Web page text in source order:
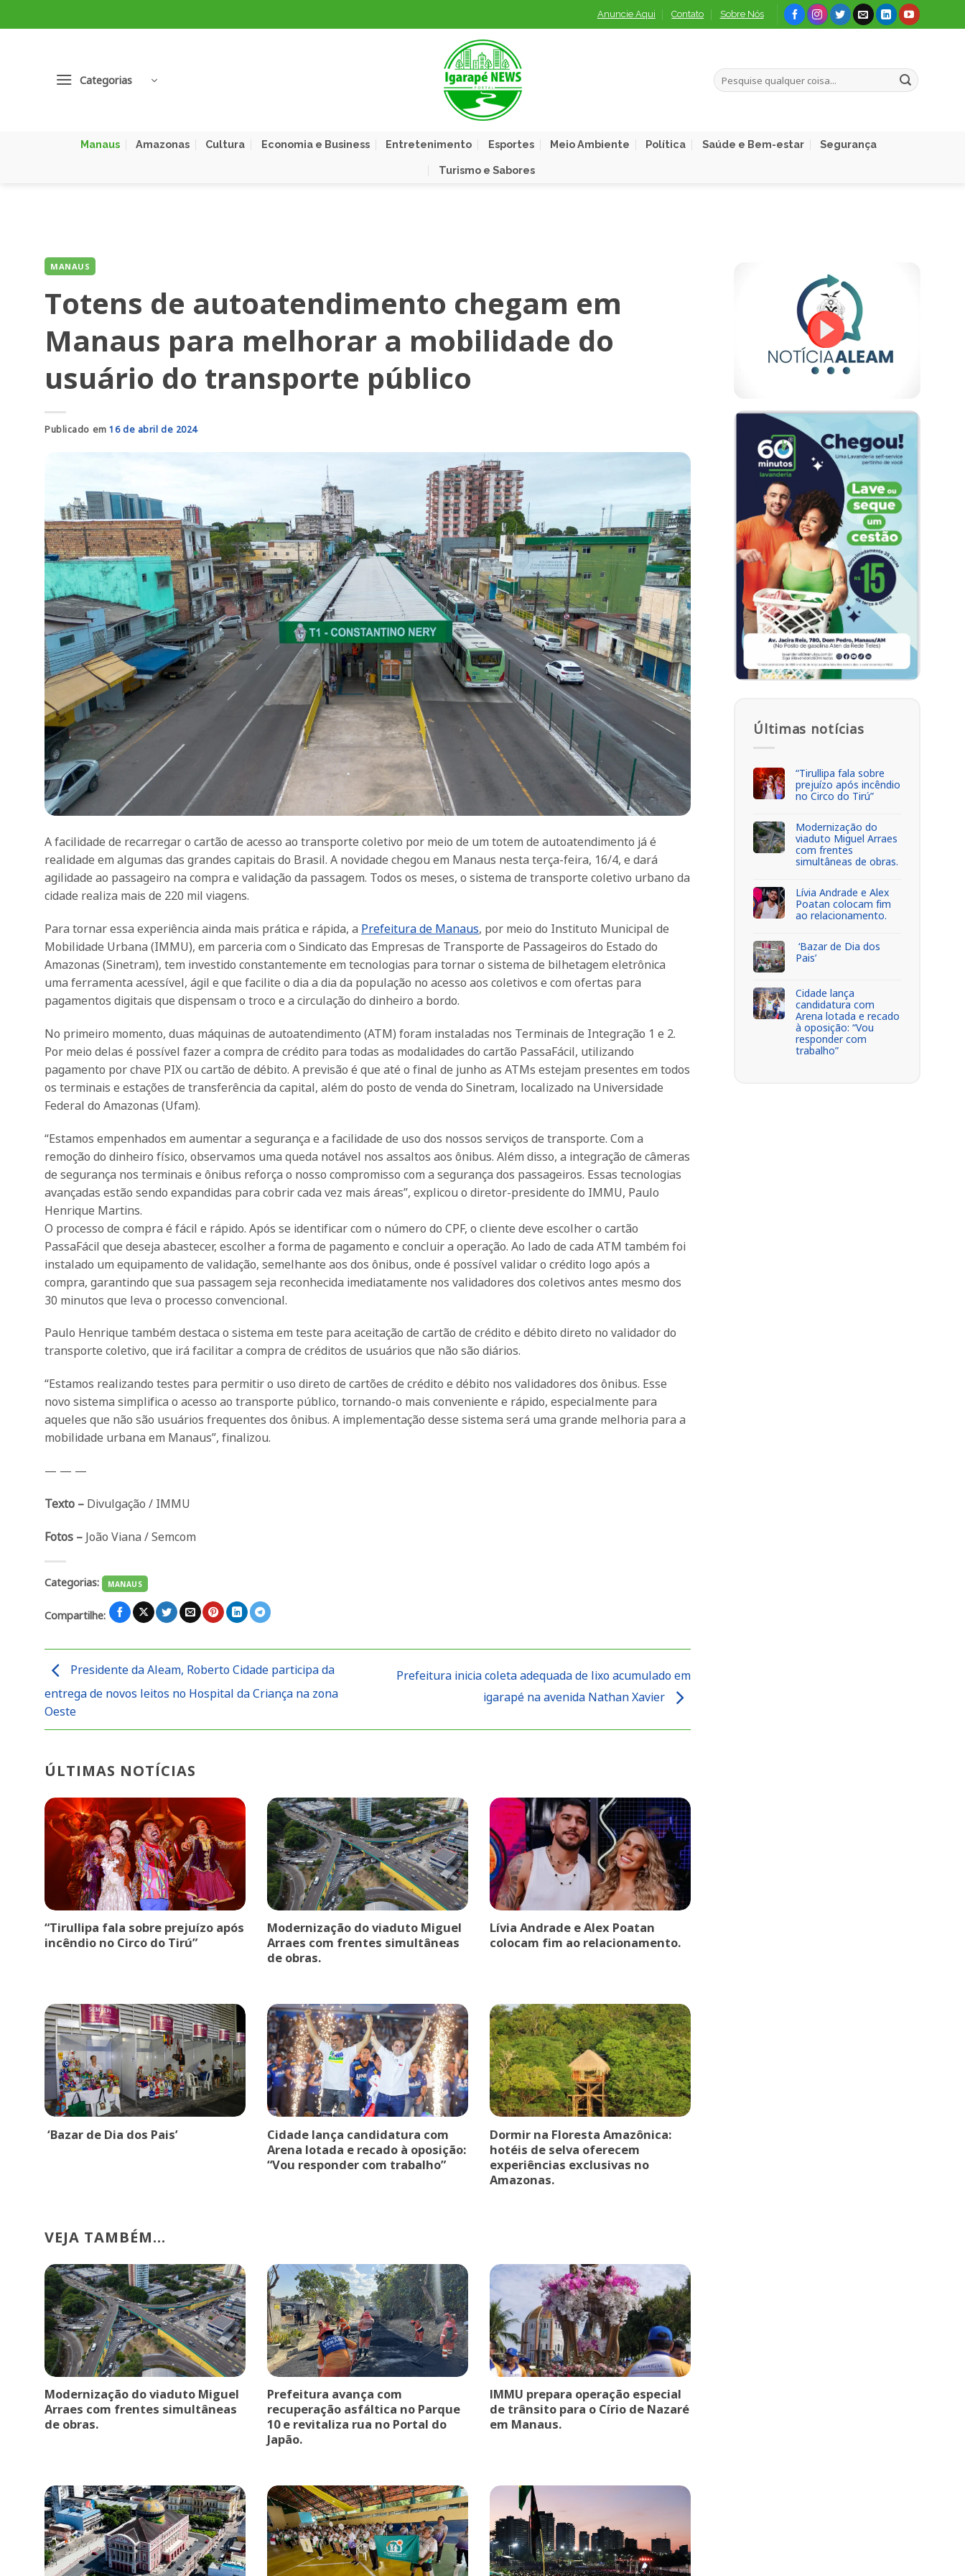
to
Anuncie Aqui Contato Sobre Nós
Categorias
Manaus Amazonas Cultura Economia e Business Entretenimento Esportes Meio Ambiente Política Saúde e Bem-estar Segurança
Turismo e Sabores
MANAUS
Totens de autoatendimento chegam em
Manaus para melhorar a mobilidade do
usuário do transporte público
Publicado em16 de abril de 2024
A facilidade de recarregar o cartão de acesso ao transporte coletivo por meio de um totem de autoatendimento já é
realidade em algumas das grandes capitais do Brasil. A novidade chegou em Manaus nesta terça-feira, 16/4, e dará
agilidade ao passageiro na compra e validação da passagem. Todos os meses, o sistema de transporte coletivo urbano da
cidade realiza mais de 220 mil viagens.
Para tornar essa experiência ainda mais prática e rápida, a Prefeitura de Manaus, por meio do Instituto Municipal de
Mobilidade Urbana (IMMU), em parceria com o Sindicato das Empresas de Transporte de Passageiros do Estado do
Amazonas (Sinetram), tem investido constantemente em tecnologias para tornar o sistema de bilhetagem eletrônica
uma ferramenta acessível, ágil e que facilite o dia a dia da população no acesso aos coletivos e com ofertas para
pagamentos digitais que dispensam o troco e a circulação do dinheiro a bordo.
No primeiro momento, duas máquinas de autoatendimento (ATM) foram instaladas nos Terminais de Integração 1 e 2.
Por meio delas é possível fazer a compra de crédito para todas as modalidades do cartão PassaFácil, utilizando
pagamento por chave PIX ou cartão de débito. A previsão é que até o final de junho as ATMs estejam presentes em todos
os terminais e estações de transferência da capital, além do posto de venda do Sinetram, localizado na Universidade
Federal do Amazonas (Ufam).
“Estamos empenhados em aumentar a segurança e a facilidade de uso dos nossos serviços de transporte. Com a
remoção do dinheiro físico, observamos uma queda notável nos assaltos aos ônibus. Além disso, a integração de câmeras
de segurança nos terminais e ônibus reforça o nosso compromisso com a segurança dos passageiros. Essas tecnologias
avançadas estão sendo expandidas para cobrir cada vez mais áreas”, explicou o diretor-presidente do IMMU, Paulo
Henrique Martins.
O processo de compra é fácil e rápido. Após se identificar com o número do CPF, o cliente deve escolher o cartão
PassaFácil que deseja abastecer, escolher a forma de pagamento e concluir a operação. Ao lado de cada ATM também foi
instalado um equipamento de validação, semelhante aos dos ônibus, onde é possível validar o crédito logo após a
compra, garantindo que sua passagem seja reconhecida imediatamente nos validadores dos coletivos antes mesmo dos
30 minutos que leva o processo convencional.
Paulo Henrique também destaca o sistema em teste para aceitação de cartão de crédito e débito direto no validador do
transporte coletivo, que irá facilitar a compra de créditos de usuários que não são diários.
“Estamos realizando testes para permitir o uso direto de cartões de crédito e débito nos validadores dos ônibus. Esse
novo sistema simplifica o acesso ao transporte público, tornando-o mais conveniente e rápido, especialmente para
aqueles que não são usuários frequentes dos ônibus. A implementação desse sistema será uma grande melhoria para a
mobilidade urbana em Manaus”, finalizou.
— — —
Texto – Divulgação / IMMU
Fotos – João Viana / Semcom
Categorias: MANAUS
Compartilhe:
Presidente da Aleam, Roberto Cidade participa da
entrega de novos leitos no Hospital da Criança na zona
Oeste
Prefeitura inicia coleta adequada de lixo acumulado em
igarapé na avenida Nathan Xavier
ÚLTIMAS NOTÍCIAS
“Tirullipa fala sobre prejuízo após
incêndio no Circo do Tirú”
Modernização do viaduto Miguel
Arraes com frentes simultâneas
de obras.
Lívia Andrade e Alex Poatan
colocam fim ao relacionamento.
‘Bazar de Dia dos Pais’
Cidade lança candidatura com
Arena lotada e recado à oposição:
“Vou responder com trabalho”
Dormir na Floresta Amazônica:
hotéis de selva oferecem
experiências exclusivas no
Amazonas.
VEJA TAMBÉM...
Modernização do viaduto Miguel
Arraes com frentes simultâneas
de obras.
Prefeitura avança com
recuperação asfáltica no Parque
10 e revitaliza rua no Portal do
Japão.
IMMU prepara operação especial
de trânsito para o Círio de Nazaré
em Manaus.
Últimas notícias
“Tirullipa fala sobre
prejuízo após incêndio
no Circo do Tirú”
Modernização do
viaduto Miguel Arraes
com frentes
simultâneas de obras.
Lívia Andrade e Alex
Poatan colocam fim
ao relacionamento.
‘Bazar de Dia dos
Pais’
Cidade lança
candidatura com
Arena lotada e recado
à oposição: “Vou
responder com
trabalho”